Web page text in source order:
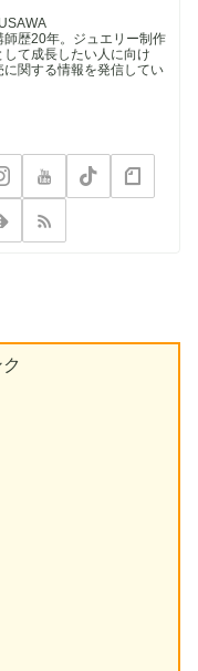
歴20年。ジュエリー制作
て成長したい人に向け
関する情報を発信してい